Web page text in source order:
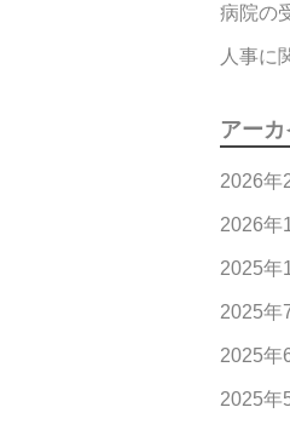
病院の
人事に
アー
2026年
2026年
2025年
2025年
2025年
2025年